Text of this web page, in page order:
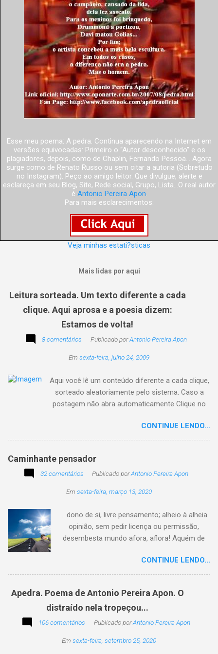
Esse meu poema: A pedra. Continua aparecendo na Internet em
versões equivocadas: Primeiro o “Autor desconhecido” e os
plagiadores, depois, como de Chaplin, Fernando Pessoa... Agora
surge como de Renato Russo ou sem citar a autoria (Sobretudo
no Instagram). Peço ao amigo leitor. Que divulgue, alerte e
esclareça em seu Blog, Site, Rede social, Grupo, Lista...O real autor
é Antonio Pereira Apon.
Para mais esclarecimentos:
Veja minhas estati?sticas
Mais lidas por aqui
Leitura sorteada. Um texto diferente a cada
clique. Aqui aprosa e a poesia dizem:
Estamos de volta!
8 comentários Publicado porAntonio Pereira Apon
Em sexta-feira, julho 24, 2009
Aqui você lê um conteúdo diferente a cada clique,
sorteado aleatoriamente pelo sistema. Caso a
postagem não abra automaticamente Clique no
CONTINUE LENDO...
Caminhante pensador
32 comentários Publicado porAntonio Pereira Apon
Em sexta-feira, março 13, 2020
... dono de si, livre pensamento; alheio à alheia
opinião, sem pedir licença ou permissão,
desembesta mundo afora, aflora! Aquém de
sem pitaco, intromissão... Antonio Pereira
Apon. No blog Filosofando na vida , a
uma frase, verso,
poesia, pensamento, mensagem… Sobre uma
imagem postada a cada quinzena. Acima, a
participação na segunda edição dessa
CONTINUE LENDO...
Apedra. Poema de Antonio Pereira Apon. O
distraído nela tropeçou...
106 comentários Publicado porAntonio Pereira Apon
Em sexta-feira, setembro 25, 2020